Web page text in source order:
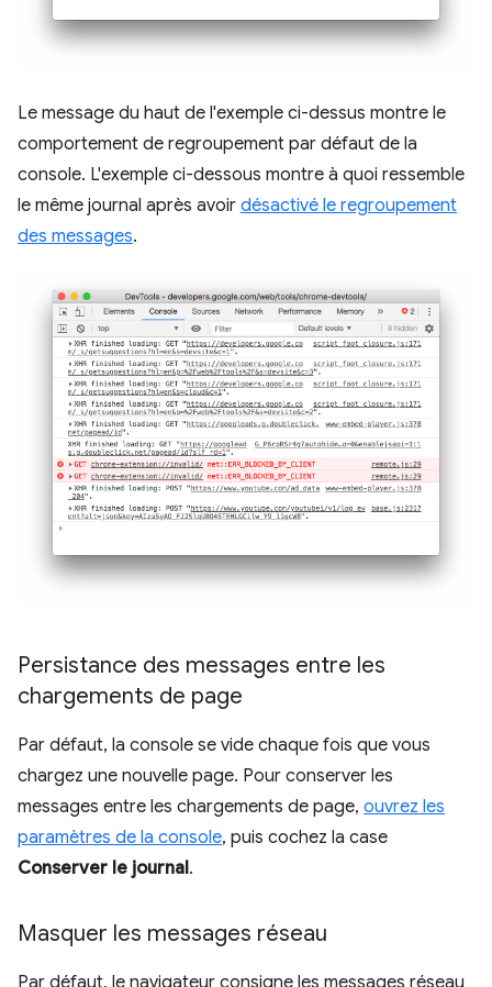
Le message du haut de l'exemple ci-dessus montre le
comportement de regroupement par défaut de la
console. L'exemple ci-dessous montre à quoi ressemble
le même journal après avoir désactivé le regroupement
des messages.
Persistance des messages entre les
chargements de page
Par défaut, la console se vide chaque fois que vous
chargez une nouvelle page. Pour conserver les
messages entre les chargements de page, ouvrez les
paramètres de la console, puis cochez la case
Conserver le journal.
Masquer les messages réseau
Par défaut, le navigateur consigne les messages réseau